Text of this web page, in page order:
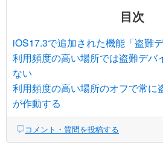
目次
iOS17.3で追加された機能「盗難
利用頻度の高い場所では盗難デバ
ない
利用頻度の高い場所のオフで常に
が作動する
コメント・質問を投稿する